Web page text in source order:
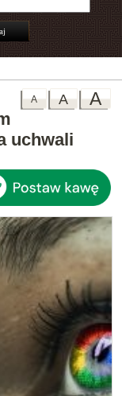
A
A
A
uchwali